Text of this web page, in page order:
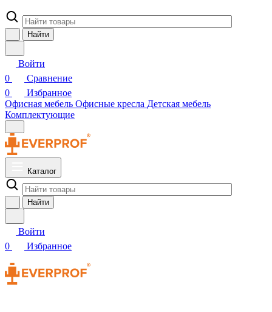
Найти
Войти
0
Сравнение
0
Избранное
Офисная мебель Офисные кресла Детская мебель
Комплектующие
Каталог
Найти
Войти
0
Избранное